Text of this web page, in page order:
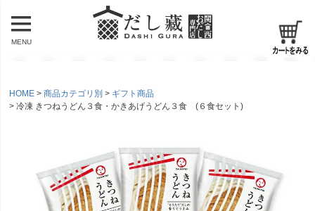
MENU
HOME 商品カテゴリ別
ギフト商品
冷凍 きつねうどん３食・かきあげうどん３食 (６食セット)